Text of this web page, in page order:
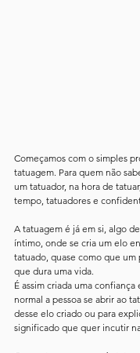
Começamos com o simples
tatuagem. Para quem não
um tatuador, na hora de
tempo, tatuadores e
A tatuagem é já em si, algo
íntimo, onde se cria um elo
tatuado, quase como que
que dura uma vida.
É assim criada uma
normal a pessoa se abrir ao
desse elo criado ou para
significado que quer incutir